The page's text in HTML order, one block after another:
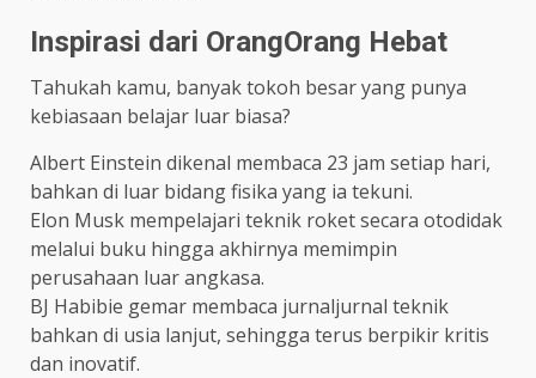
Inspirasi dari OrangOrang Hebat
Tahukah kamu, banyak tokoh besar yang punya
kebiasaan belajar luar biasa?
Albert Einstein dikenal membaca 23 jam setiap hari,
bahkan di luar bidang fisika yang ia tekuni.
Elon Musk mempelajari teknik roket secara otodidak
melalui buku hingga akhirnya memimpin
perusahaan luar angkasa.
BJ Habibie gemar membaca jurnaljurnal teknik
bahkan di usia lanjut, sehingga terus berpikir kritis
dan inovatif.